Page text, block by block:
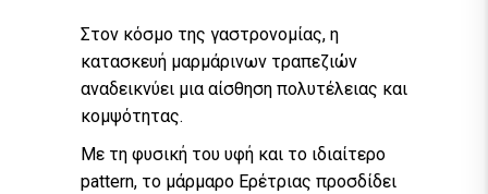
Στον κόσμο της γαστρονομίας, η
κατασκευή μαρμάρινων τραπεζιών
αναδεικνύει μια αίσθηση πολυτέλειας και
κομψότητας.
Με τη φυσική του υφή και το ιδιαίτερο
pattern, το μάρμαρο Ερέτριας προσδίδει